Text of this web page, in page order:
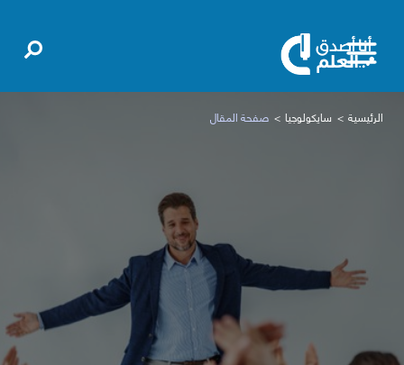
الرئيسية سايكولوجيا صفحة المقال